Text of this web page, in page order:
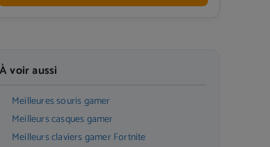
À voir aussi
Meilleures souris gamer
Meilleurs casques gamer
Meilleurs claviers gamer Fortnite